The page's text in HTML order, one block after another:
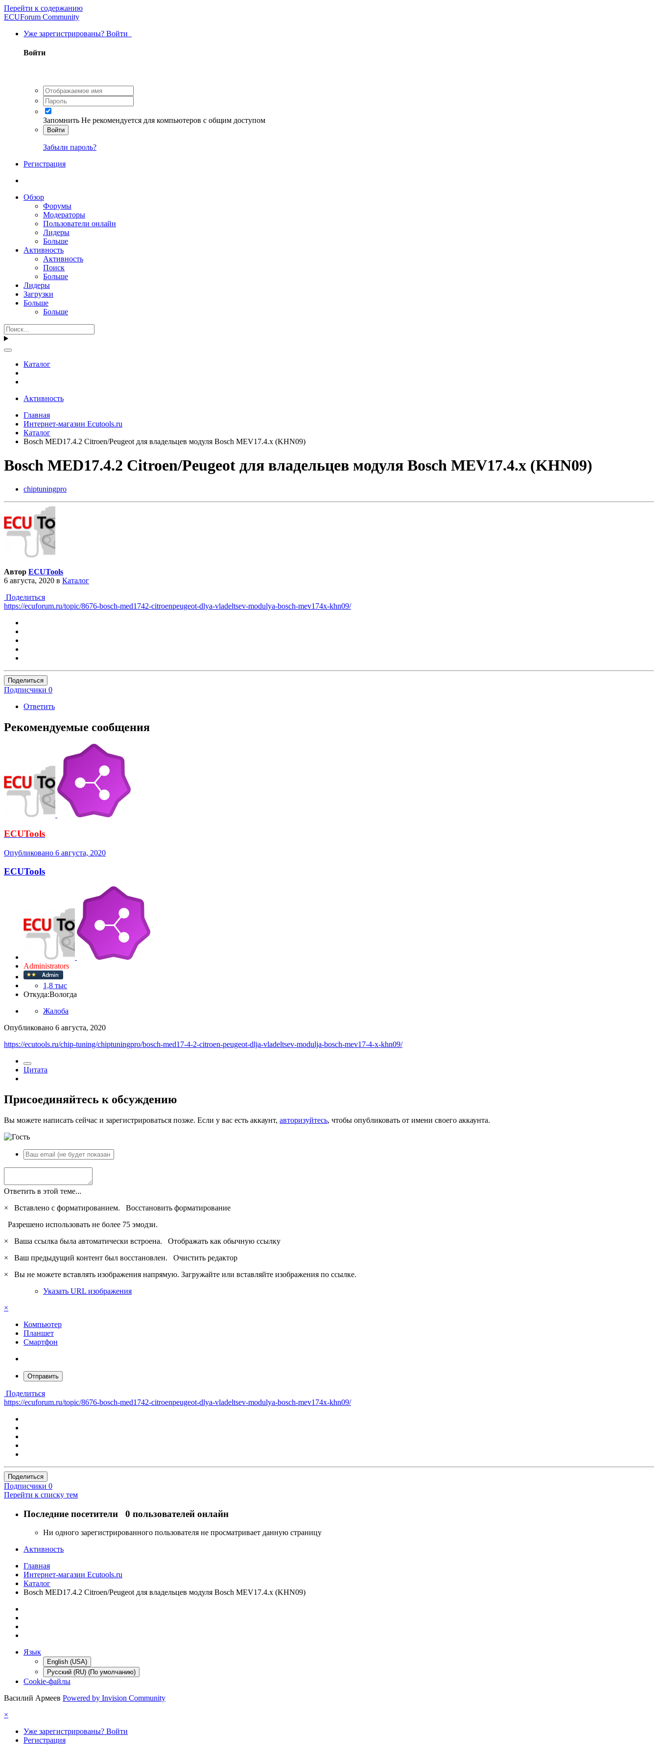
Перейти к содержанию
ECUForum Community
Уже зарегистрированы? Войти
Войти
Запомнить Не рекомендуется для компьютеров с общим доступом
Войти
Забыли пароль?
Регистрация
Обзор
Форумы
Модераторы
Пользователи онлайн
Лидеры
Больше
Активность
Активность
Поиск
Больше
Лидеры
Загрузки
Больше
Больше
Каталог
Активность
Главная
Интернет-магазин Ecutools.ru
Каталог
Bosch MED17.4.2 Citroen/Peugeot для владельцев модуля Bosch MEV17.4.x (KHN09)
Bosch MED17.4.2 Citroen/Peugeot для владельцев модуля Bosch MEV17.4.x (KHN09)
chiptuningpro
Автор ECUTools
6 августа, 2020 в Каталог
Поделиться
https://ecuforum.ru/topic/8676-bosch-med1742-citroenpeugeot-dlya-vladeltsev-modulya-bosch-mev174x-khn09/
Поделиться
Подписчики 0
Ответить
Рекомендуемые сообщения
ECUTools
Опубликовано 6 августа, 2020
ECUTools
Administrators
1,8 тыс
Откуда:Вологда
Жалоба
Опубликовано 6 августа, 2020
https://ecutools.ru/chip-tuning/chiptuningpro/bosch-med17-4-2-citroen-peugeot-dlja-vladeltsev-modulja-bosch-mev17-4-x-khn09/
Цитата
Присоединяйтесь к обсуждению
Вы можете написать сейчас и зарегистрироваться позже. Если у вас есть аккаунт, авторизуйтесь, чтобы опубликовать от имени своего аккаунта.
Ответить в этой теме...
×
Вставлено с форматированием. Восстановить форматирование
Разрешено использовать не более 75 эмодзи.
×
Ваша ссылка была автоматически встроена. Отображать как обычную ссылку
×
Ваш предыдущий контент был восстановлен. Очистить редактор
×
Вы не можете вставлять изображения напрямую. Загружайте или вставляйте изображения по ссылке.
Указать URL изображения
×
Компьютер
Планшет
Смартфон
Отправить
Поделиться
https://ecuforum.ru/topic/8676-bosch-med1742-citroenpeugeot-dlya-vladeltsev-modulya-bosch-mev174x-khn09/
Поделиться
Подписчики 0
Перейти к списку тем
Последние посетители 0 пользователей онлайн
Ни одного зарегистрированного пользователя не просматривает данную страницу
Активность
Главная
Интернет-магазин Ecutools.ru
Каталог
Bosch MED17.4.2 Citroen/Peugeot для владельцев модуля Bosch MEV17.4.x (KHN09)
Язык
English (USA)
Русский (RU) (По умолчанию)
Cookie-файлы
Василий Армеев Powered by Invision Community
×
Уже зарегистрированы? Войти
Регистрация